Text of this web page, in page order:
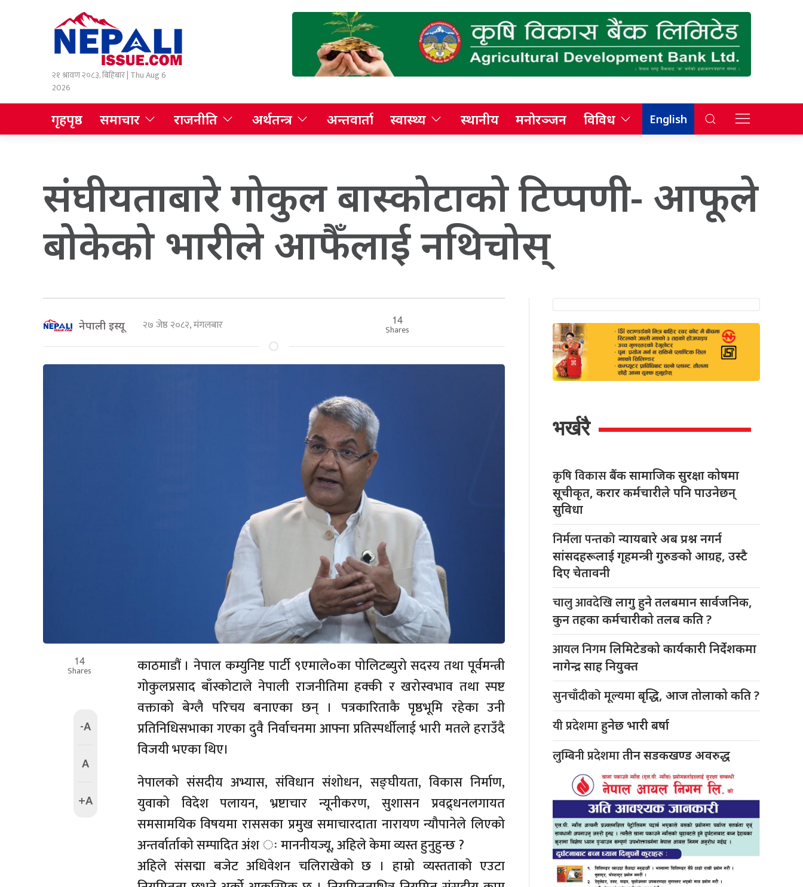
२१ श्रावण २०८३, बिहिबार | Thu Aug 6
2026
गृहपृष्ठ समाचार राजनीति अर्थतन्त्र अन्तवार्ता स्वास्थ्य स्थानीय मनोरञ्जन विविध English
संघीयताबारे गोकुल बास्कोटाको टिप्पणी- आफूले
बोकेको भारीले आफैँलाई नथिचोस्
नेपाली इस्यू २७ जेष्ठ २०८२, मंगलबार 14
Shares
14
Shares
-A
A
+A
काठमाडौं । नेपाल कम्युनिष्ट पार्टी ९एमाले०का पोलिटब्युरो सदस्य तथा पूर्वमन्त्री
गोकुलप्रसाद बाँस्कोटाले नेपाली राजनीतिमा हक्की र खरोस्वभाव तथा स्पष्ट
वक्ताको बेग्लै परिचय बनाएका छन् । पत्रकारिताकै पृष्ठभूमि रहेका उनी
प्रतिनिधिसभाका गएका दुवै निर्वाचनमा आफ्ना प्रतिस्पर्धीलाई भारी मतले हराउँदै
विजयी भएका थिए।
नेपालको संसदीय अभ्यास, संविधान संशोधन, सङ्घीयता, विकास निर्माण,
युवाको विदेश पलायन, भ्रष्टाचार न्यूनीकरण, सुशासन प्रवद्र्धनलगायत
समसामयिक विषयमा राससका प्रमुख समाचारदाता नारायण न्यौपानेले लिएको
अन्तर्वार्ताको सम्पादित अंश ः माननीयज्यू, अहिले केमा व्यस्त हुनुहुन्छ ?
अहिले संसद्मा बजेट अधिवेशन चलिराखेको छ । हाम्रो व्यस्तताको एउटा
भर्खरै
कृषि विकासबैंक सामाजिक सुरक्षा कोषमा
सूचीकृत, करार कर्मचारीले पनि पाउनेछन्
सुविधा
निर्मला पन्तकोन्यायबारे अब प्रश्न नगर्न
सांसदहरूलाई गृहमन्त्री गुरुङको आग्रह, उस्टै
दिए चेतावनी
चालु आवदेखिलागु हुने तलबमान सार्वजनिक,
कुन तहका कर्मचारीको तलब कति ?
आयल निगमलिमिटेडको कार्यकारी निर्देशकमा
नागेन्द्र साह नियुक्त
सुनचाँदीको मूल्यमाबृद्धि, आज तोलाको कति ?
यी प्रदेशमाहुनेछ भारी बर्षा
लुम्बिनी प्रदेशमातीन सडकखण्ड अवरुद्ध